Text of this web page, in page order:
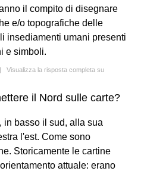
il compito di disegnare
e/o topografiche delle
insediamenti umani presenti
e simboli.
Visualizza la risposta completa su
il Nord sulle carte?
in basso il sud, alla sua
l'est. Come sono
Storicamente le cartine
attuale: erano